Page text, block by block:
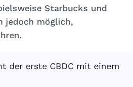
Starbucks und
jedoch möglich,
der erste CBDC mit einem